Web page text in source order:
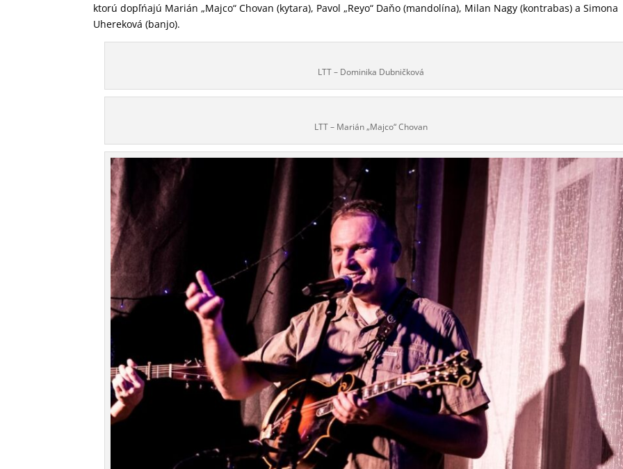
ktorú dopľńajú Marián „Majco“ Chovan (kytara), Pavol „Reyo“ Daňo (mandolína), Milan Nagy (kontrabas) a Simona
Uhereková (banjo).
LTT – Dominika Dubničková
LTT – Marián „Majco“ Chovan